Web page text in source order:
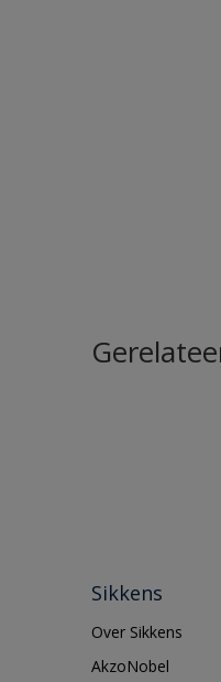
Sikkens
Over Sikkens
AkzoNobel